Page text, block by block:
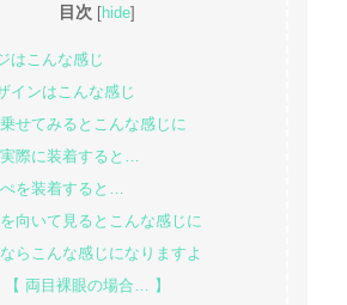
目次 hide
はこんな感じ
インはこんな感じ
せてみるとこんな感じに
際に装着すると…
を装着すると…
向いて見るとこんな感じに
らこんな感じになりますよ
【 両目裸眼の場合… 】